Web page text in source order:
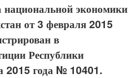
экономики
от 3 февраля 2015
в
Республики
2015 года № 10401.